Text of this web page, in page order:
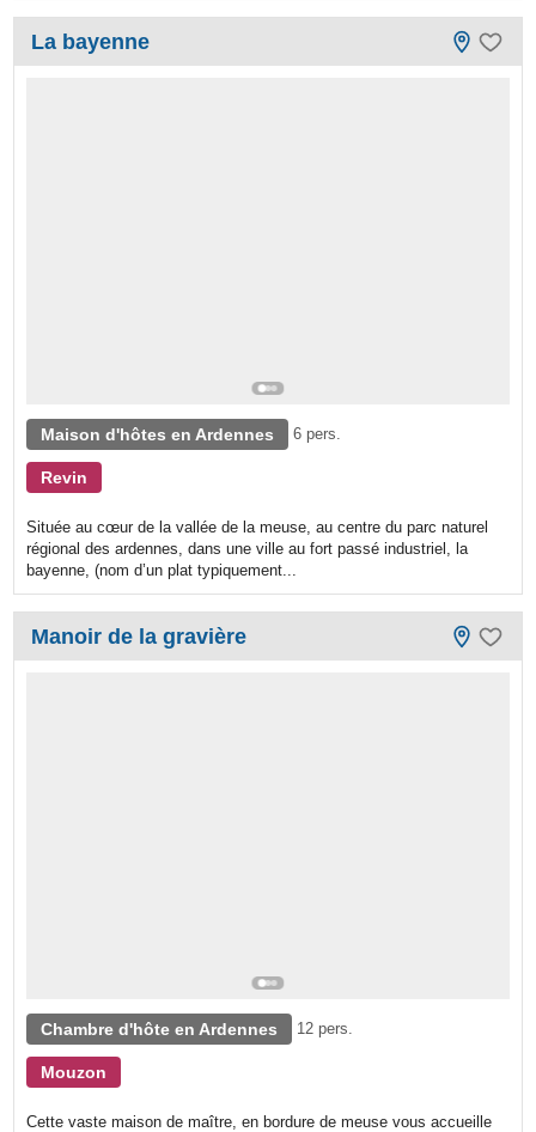
La bayenne
Maison d'hôtes en Ardennes 6 pers.
Revin
Située au cœur de la vallée de la meuse, au centre du parc naturel
régional des ardennes, dans une ville au fort passé industriel, la
bayenne, (nom d’un plat typiquement...
Manoir de la gravière
Chambre d'hôte en Ardennes 12 pers.
Mouzon
Cette vaste maison de maître, en bordure de meuse vous accueille